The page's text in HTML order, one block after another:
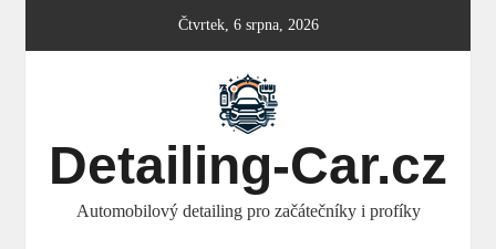
Čtvrtek, 6 srpna, 2026
Detailing-Car.cz
Automobilový detailing pro začátečníky i profíky